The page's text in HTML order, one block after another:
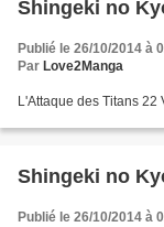
Shingeki no
Publié le 26/10/2014 à
Par Love2Manga
L'Attaque des Titans
Shingeki no
Publié le 26/10/2014 à